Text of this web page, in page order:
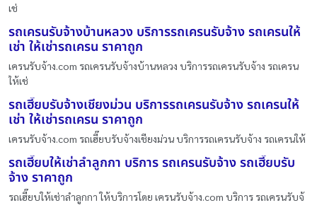
เช่
รถเครนรับจ้างบ้านหลวง บริการรถเครนรับจ้าง รถเครนให้
เช่า ให้เช่ารถเครน ราคาถูก
เครนรับจ้าง.com รถเครนรับจ้างบ้านหลวง บริการรถเครนรับจ้าง รถเครน
ให้เช่
รถเฮี๊ยบรับจ้างเชียงม่วน บริการรถเครนรับจ้าง รถเครนให้
เช่า ให้เช่ารถเครน ราคาถูก
เครนรับจ้าง.com รถเฮี๊ยบรับจ้างเชียงม่วน บริการรถเครนรับจ้าง รถเครนให้
รถเฮี๊ยบให้เช่าลำลูกกา บริการ รถเครนรับจ้าง รถเฮี๊ยบรับ
จ้าง ราคาถูก
รถเฮี๊ยบให้เช่าลำลูกกา ให้บริการโดย เครนรับจ้าง.com บริการ รถเครนรับจ้